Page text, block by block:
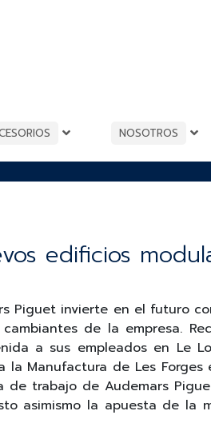
NOSOTROS
edificios
Piguet invierte en el futuro
de la empresa.
a sus empleados en Le
Manufactura de Les Forges
trabajo de Audemars
asimismo la apuesta de la